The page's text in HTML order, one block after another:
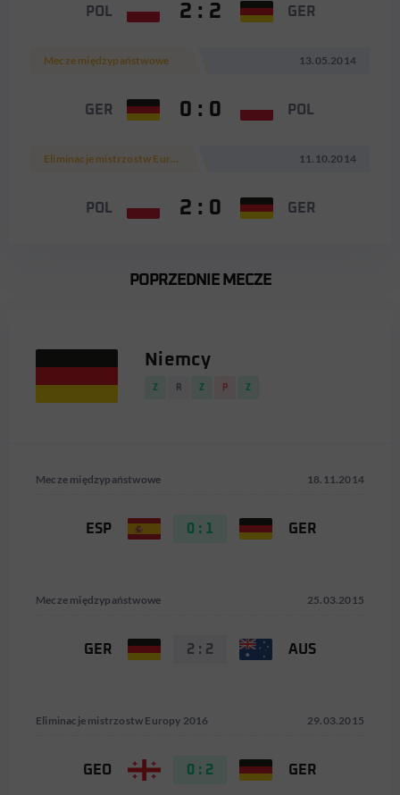
POL 2 : 2 GER
Mecze międzypaństwowe 13.05.2014
GER 0 : 0 POL
Eliminacje mistrzostw Europy 2016 11.10.2014
POL 2 : 0 GER
POPRZEDNIE MECZE
Niemcy
Z R Z P Z
Mecze międzypaństwowe 18.11.2014
ESP 0 : 1 GER
Mecze międzypaństwowe 25.03.2015
GER 2 : 2 AUS
Eliminacje mistrzostw Europy 2016 29.03.2015
GEO 0 : 2 GER